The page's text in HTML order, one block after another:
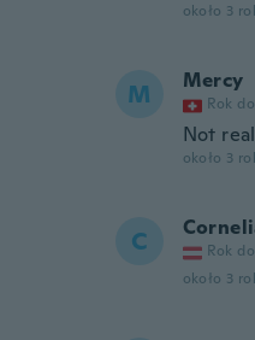
około 3
M Mercy
Rok
Not
około 3
C Rok
około 3